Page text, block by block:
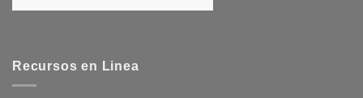
Recursos en Linea